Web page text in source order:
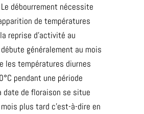
débourrement nécessite
de températures
reprise d’activité au
généralement au mois
les températures diurnes
pendant une période
date de floraison se situe
plus tard c’est-à-dire en